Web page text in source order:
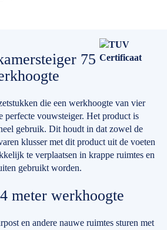
75
die een werkhoogte van vier
perfecte vouwsteiger. Het product is
gebruik. Dit houdt in dat zowel de
klusser met dit product uit de voeten
te verplaatsen in krappe ruimtes en
gebruikt worden.
meter werkhoogte
en andere nauwe ruimtes sturen met